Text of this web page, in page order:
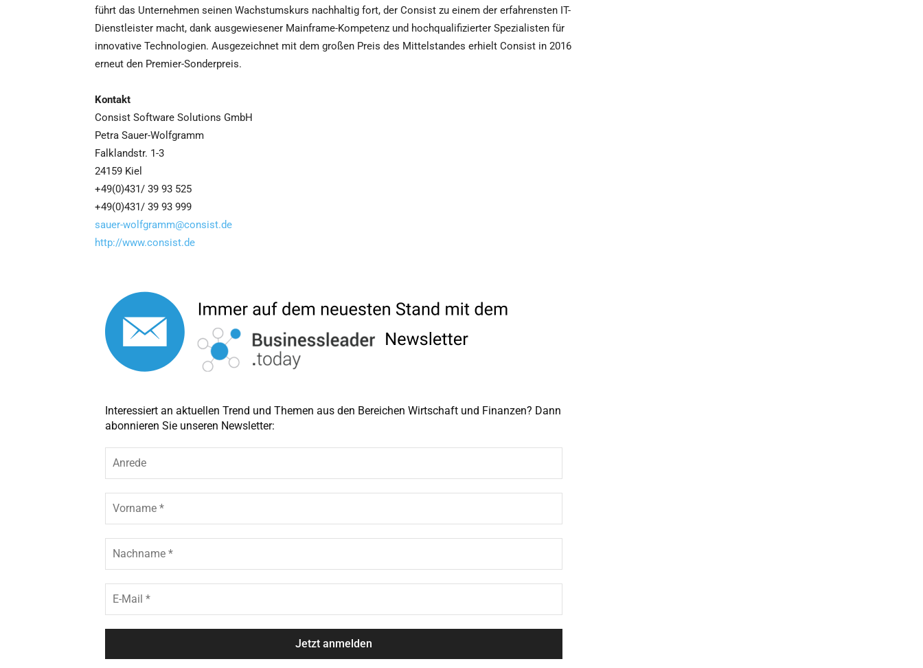
führt das Unternehmen seinen Wachstumskurs nachhaltig fort, der Consist zu einem der erfahrensten IT-
Dienstleister macht, dank ausgewiesener Mainframe-Kompetenz und hochqualifizierter Spezialisten für
innovative Technologien. Ausgezeichnet mit dem großen Preis des Mittelstandes erhielt Consist in 2016
erneut den Premier-Sonderpreis.
Kontakt
Consist Software Solutions GmbH
Petra Sauer-Wolfgramm
Falklandstr. 1-3
24159 Kiel
+49(0)431/ 39 93 525
+49(0)431/ 39 93 999
sauer-wolfgramm@consist.de
http://www.consist.de
Interessiert an aktuellen Trend und Themen aus den Bereichen Wirtschaft und Finanzen? Dann
abonnieren Sie unseren Newsletter:
r
e
r
n
c
h
M
a